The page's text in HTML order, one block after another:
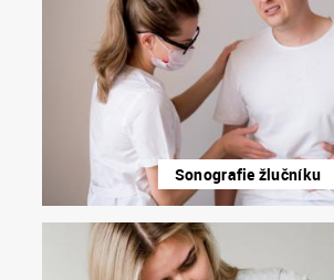
Sonografie žlučníku